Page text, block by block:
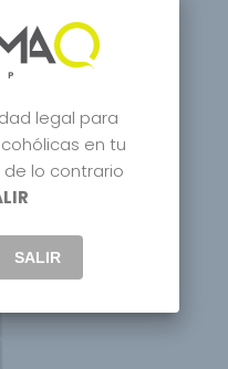
legal para
en tu
de lo contrario
SALIR